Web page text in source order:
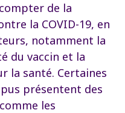
de la
la COVID-19, en
notamment la
du vaccin et la
la santé. Certaines
présentent des
les